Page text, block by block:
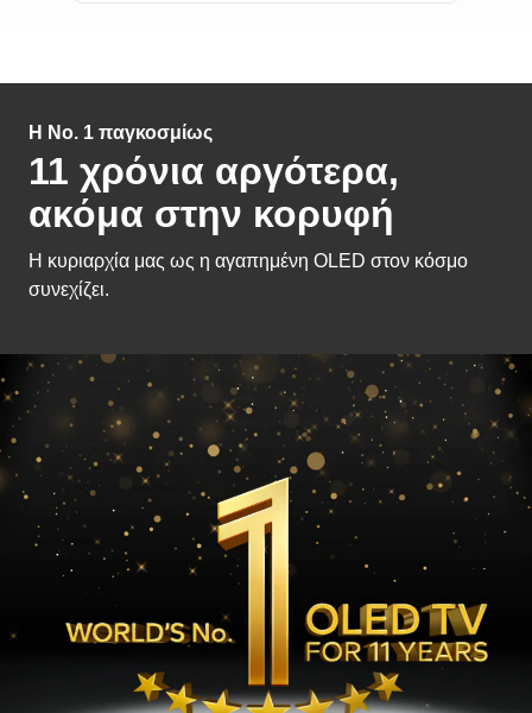
Η Nο. 1 παγκοσμίως
11 χρόνια αργότερα,
ακόμα στην κορυφή
Η κυριαρχία μας ως η αγαπημένη OLED στον κόσμο